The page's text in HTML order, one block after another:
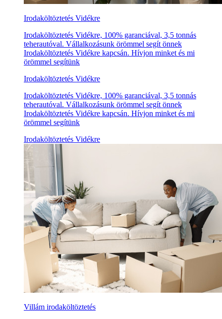
Irodaköltöztetés Vidékre
Irodaköltöztetés Vidékre, 100% garanciával, 3,5 tonnás
teherautóval. Vállalkozásunk örömmel segít önnek
Irodaköltöztetés Vidékre kapcsán. Hívjon minket és mi
örömmel segítünk
Irodaköltöztetés Vidékre
Irodaköltöztetés Vidékre, 100% garanciával, 3,5 tonnás
teherautóval. Vállalkozásunk örömmel segít önnek
Irodaköltöztetés Vidékre kapcsán. Hívjon minket és mi
örömmel segítünk
Irodaköltöztetés Vidékre
Villám irodaköltöztetés